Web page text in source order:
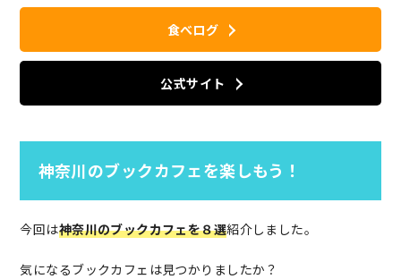
食べログ
公式サイト
神奈川のブックカフェを楽しもう！
今回は神奈川のブックカフェを８選紹介しました。
気になるブックカフェは見つかりましたか？